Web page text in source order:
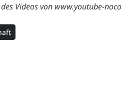
Videos von www.youtube-